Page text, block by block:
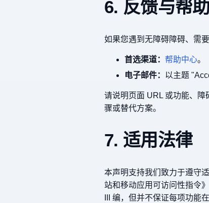
6. 反馈与帮助
如果您遇到无障碍障碍、需
首选渠道： 帮助中心。
电子邮件： 以主题
请说明页面 URL 或功能、
骤或替代方案。
7. 适用法律
本声明支持我们致力于遵守
站和移动应用可访问性指令
III 编，但并不保证每项功能